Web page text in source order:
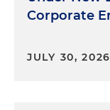
Corporate
JULY 30, 2026